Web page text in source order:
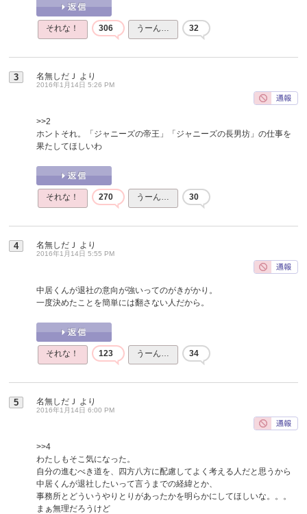
それな！ 306 うーん… 32
3 名無しだＪ より
2016年1月14日 5:26 PM
>>2
ホントそれ。「ジャニーズの帝王」「ジャニーズの長男坊」の仕事を
果たしてほしいわ
それな！ 270 うーん… 30
4 名無しだＪ より
2016年1月14日 5:55 PM
中居くんが退社の意向が強いってのがきがかり。
一度決めたことを簡単には翻さない人だから。
それな！ 123 うーん… 34
5 名無しだＪ より
2016年1月14日 6:00 PM
>>4
わたしもそこ気になった。
自分の進むべき道を、四方八方に配慮してよく考える人だと思うから
中居くんが退社したいって言うまでの経緯とか、
事務所とどういうやりとりがあったかを明らかにしてほしいな。。。
まぁ無理だろうけど